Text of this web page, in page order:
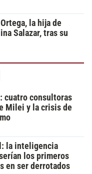
la hija de
Salazar, tras su
cuatro consultoras
Milei y la crisis de
la inteligencia
los primeros
en ser derrotados